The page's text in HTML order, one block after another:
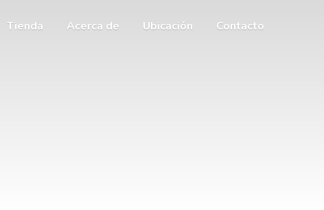
Tienda Acerca de Ubicación Contacto